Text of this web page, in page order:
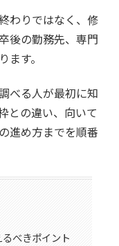
わりではなく、修
後の勤務先、専門
す。
べる人が最初に知
との違い、向いて
進め方までを順番
べきポイント